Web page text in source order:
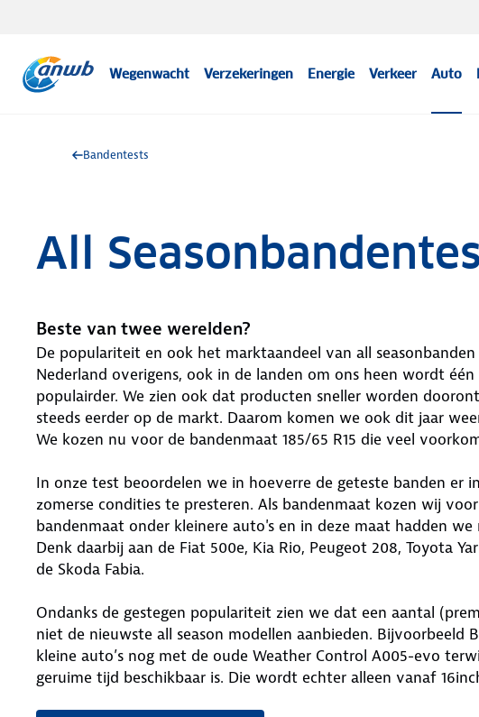
Wegenwacht Verzekeringen Energie Verkeer Auto
Bandentests
All
Beste van twee werelden?
De populariteit en ook het marktaandeel van all
Nederland overigens, ook in de landen om ons heen wordt
populairder. We zien ook dat producten sneller worden
steeds eerder op de markt. Daarom komen we ook dit jaar
We kozen nu voor de bandenmaat 185/65 R15 die veel
In onze test beoordelen we in hoeverre de geteste banden er
zomerse condities te presteren. Als bandenmaat kozen wij
bandenmaat onder kleinere auto's en in deze maat hadden
Denk daarbij aan de Fiat 500e, Kia Rio, Peugeot 208, Toyota
de Skoda Fabia.
Ondanks de gestegen populariteit zien we dat een aantal
niet de nieuwste all season modellen aanbieden. Bijvoorbeeld
kleine auto’s nog met de oude Weather Control A005-evo
geruime tijd beschikbaar is. Die wordt echter alleen vanaf